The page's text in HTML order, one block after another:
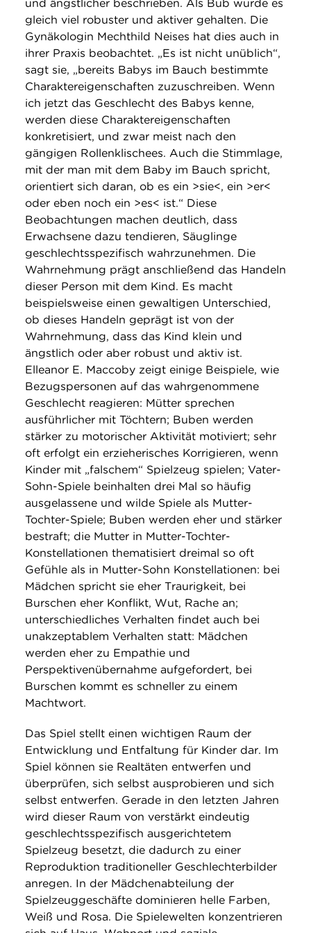
und ängstlicher beschrieben. Als Bub wurde es
gleich viel robuster und aktiver gehalten. Die
Gynäkologin Mechthild Neises hat dies auch in
ihrer Praxis beobachtet. „Es ist nicht unüblich“,
sagt sie, „bereits Babys im Bauch bestimmte
Charaktereigenschaften zuzuschreiben. Wenn
ich jetzt das Geschlecht des Babys kenne,
werden diese Charaktereigenschaften
konkretisiert, und zwar meist nach den
gängigen Rollenklischees. Auch die Stimmlage,
mit der man mit dem Baby im Bauch spricht,
orientiert sich daran, ob es ein >sie<, ein >er<
oder eben noch ein >es< ist.“ Diese
Beobachtungen machen deutlich, dass
Erwachsene dazu tendieren, Säuglinge
geschlechtsspezifisch wahrzunehmen. Die
Wahrnehmung prägt anschließend das Handeln
dieser Person mit dem Kind. Es macht
beispielsweise einen gewaltigen Unterschied,
ob dieses Handeln geprägt ist von der
Wahrnehmung, dass das Kind klein und
ängstlich oder aber robust und aktiv ist.
Elleanor E. Maccoby zeigt einige Beispiele, wie
Bezugspersonen auf das wahrgenommene
Geschlecht reagieren: Mütter sprechen
ausführlicher mit Töchtern; Buben werden
stärker zu motorischer Aktivität motiviert; sehr
oft erfolgt ein erzieherisches Korrigieren, wenn
Kinder mit „falschem“ Spielzeug spielen; Vater-
Sohn-Spiele beinhalten drei Mal so häufig
ausgelassene und wilde Spiele als Mutter-
Tochter-Spiele; Buben werden eher und stärker
bestraft; die Mutter in Mutter-Tochter-
Konstellationen thematisiert dreimal so oft
Gefühle als in Mutter-Sohn Konstellationen: bei
Mädchen spricht sie eher Traurigkeit, bei
Burschen eher Konflikt, Wut, Rache an;
unterschiedliches Verhalten findet auch bei
unakzeptablem Verhalten statt: Mädchen
werden eher zu Empathie und
Perspektivenübernahme aufgefordert, bei
Burschen kommt es schneller zu einem
Machtwort.
Das Spiel stellt einen wichtigen Raum der
Entwicklung und Entfaltung für Kinder dar. Im
Spiel können sie Realtäten entwerfen und
überprüfen, sich selbst ausprobieren und sich
selbst entwerfen. Gerade in den letzten Jahren
wird dieser Raum von verstärkt eindeutig
geschlechtsspezifisch ausgerichtetem
Spielzeug besetzt, die dadurch zu einer
Reproduktion traditioneller Geschlechterbilder
anregen. In der Mädchenabteilung der
Spielzeuggeschäfte dominieren helle Farben,
Weiß und Rosa. Die Spielewelten konzentrieren